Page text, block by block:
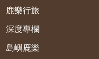
鹿樂行旅
深度專欄
島嶼鹿樂